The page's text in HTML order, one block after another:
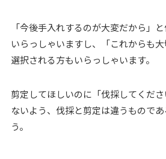
「今後手入れするのが大変だから」
いらっしゃいますし、「これからも
選択される方もいらっしゃいます。
剪定してほしいのに「伐採してくだ
ないよう、伐採と剪定は違うもので
う。